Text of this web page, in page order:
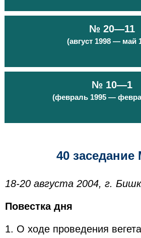
№ 20—11
(август 1998 — май
№ 10—1
(февраль 1995 —
40
18-20 августа 2004, г.
Повестка дня
1. О ходе проведения